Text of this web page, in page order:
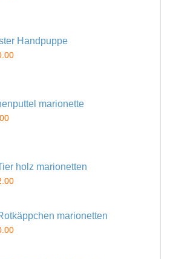
Handpuppe
marionette
holz marionetten
marionetten